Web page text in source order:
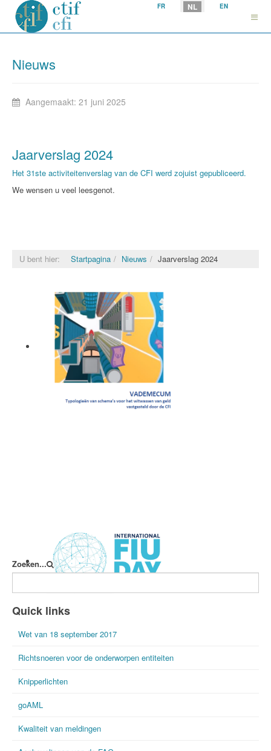
Selecteer uw taal
FR NL EN
Nieuws
Aangemaakt: 21 juni 2025
Jaarverslag 2024
Het 31ste activiteitenverslag van de CFI werd zojuist gepubliceerd.
We wensen u veel leesgenot.
U bent hier: Startpagina Nieuws Jaarverslag 2024
International FIU Day
Zoeken...
Quick links
Wet van 18 september 2017
Richtsnoeren voor de onderworpen entiteiten
Knipperlichten
goAML
Kwaliteit van meldingen